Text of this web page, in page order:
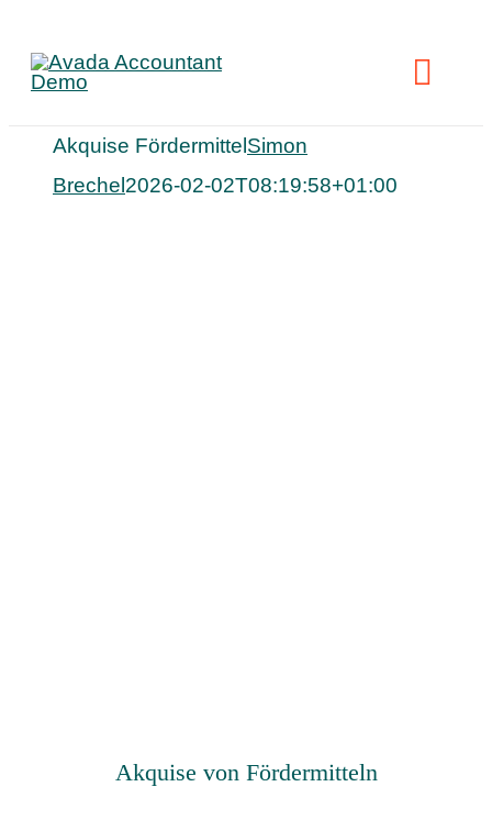
Akquise Fördermittel Simon
Brechel 2026-02-02T08:19:58+01:00
Akquise von Fördermitteln